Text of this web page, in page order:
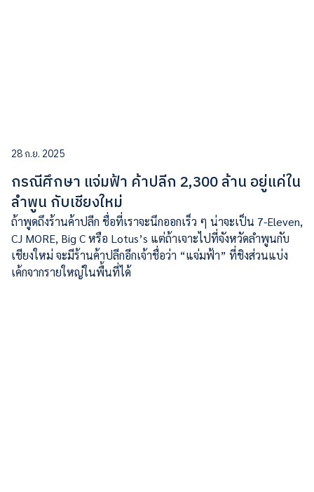
28 ก.ย. 2025
กรณีศึกษา แจ่มฟ้า ค้าปลีก 2,300 ล้าน อยู่แค่ใน
ลำพูน กับเชียงใหม่
ถ้าพูดถึงร้านค้าปลีก ชื่อที่เราจะนึกออกเร็ว ๆ น่าจะเป็น 7-Eleven,
CJ MORE, Big C หรือ Lotus’s แต่ถ้าเจาะไปที่จังหวัดลำพูนกับ
เชียงใหม่ จะมีร้านค้าปลีกอีกเจ้าชื่อว่า “แจ่มฟ้า” ที่ชิงส่วนแบ่ง
เค้กจากรายใหญ่ในพื้นที่ได้